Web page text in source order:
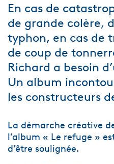
En cas de
de grande colère,
typhon, en cas de
de coup de
Richard a besoin
Un album
les constructeurs
La démarche créative
l’album « Le refuge »
d’être soulignée.